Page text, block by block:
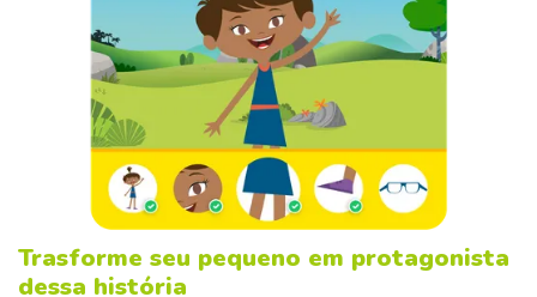
Trasforme seu pequeno em protagonista
dessa história